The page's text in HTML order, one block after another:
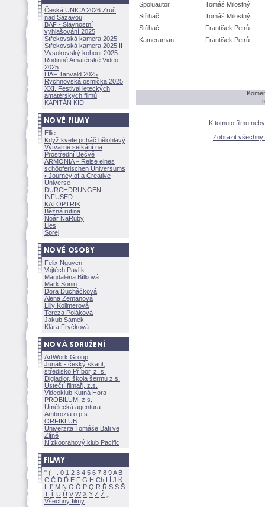
Česká UNICA 2026 Zruč
nad Sázavou
BAF - Slavnostní
vyhlašování 2025
Střekovská kamera 2025
Střekovská kamera 2025 II
Vysokovský kohout 2025
Rodinné Amatérské Video
2025
HAF Tanvald 2025
Rychnovská osmička 2025
XXI. Festival leteckých
amatérských filmů
KAPITÁN KID
Ellie
Když kvete pcháč bělohlavý
Výtvarné setkání na
Prostřední Bečvě
ARMONÍA – Reise eines
schöpferischen Universums
• Journey of a Creative
Universe
DURCHDRUNGEN·
INFUSED
KATOPTRIK
Běžná rutina
Noár NaRuby
Lies
Sprej
Felix Nguyen
Vojtěch Pavlík
Magdaléna Bílkov
Mark Sonin
Dora Ducháčkov
Alena Zemanov
Lilly Kollmerov
Tereza Polákov
Jakub Samek
Klára Fryčkov
ArtWork Group
Junák - český skaut,
středisko Příbor, z. s.
Digladior, škola šermu z.s.
Ústečtí filmaři, z.s.
Videoklub Kutná Hora
PROBILUM, z.s.
Umělecká agentura
Ambrozia o.p.s.
ORFIKLUB
Univerzita Tomáše Bati ve
Zlíně
Nízkoprahový klub Pacific
" ( - 0 1 2 3 4 5 6 7 8 9A B
C Č D Ď E F G H Ch I Í J K
L
Ľ M N O Ó P Q R Ř S Ś
T Ť U Ú V W X Y Z
Všechny filmy
Spoluautor
Tomáš Milostný
Střihač
Tomáš Milostný
Střihač
František Petrů
Kameraman
František Petrů
K tomuto filmu
Zobrazit všechny